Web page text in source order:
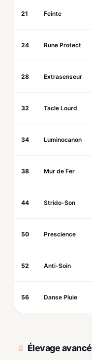
21 Feinte
24 Rune Protect
28 Extrasenseur
32 Tacle Lourd
34 Luminocanon
38 Mur de Fer
44 Strido-Son
50 Prescience
52 Anti-Soin
56 Danse Pluie
Élevage avancé